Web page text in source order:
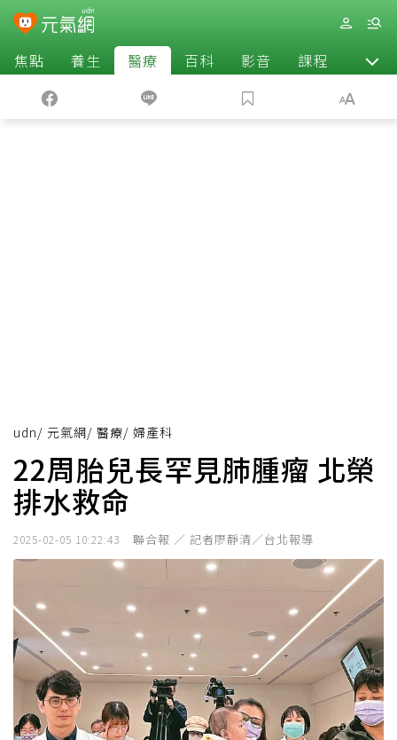
焦點 養生 醫療 百科 影音 課程 退休
udn/ 元氣網/ 醫療/ 婦產科
22周胎兒長罕見肺腫瘤 北榮
排水救命
2025-02-05 10:22:43 聯合報 ／ 記者廖靜清／台北報導